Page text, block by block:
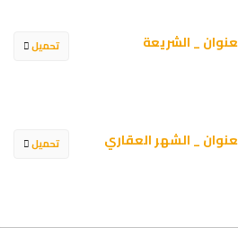
تحميل
_ الشريعة
تحميل
_ الشهر العقاري